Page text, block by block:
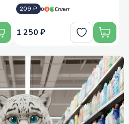
209 ₽ в
1 250 ₽